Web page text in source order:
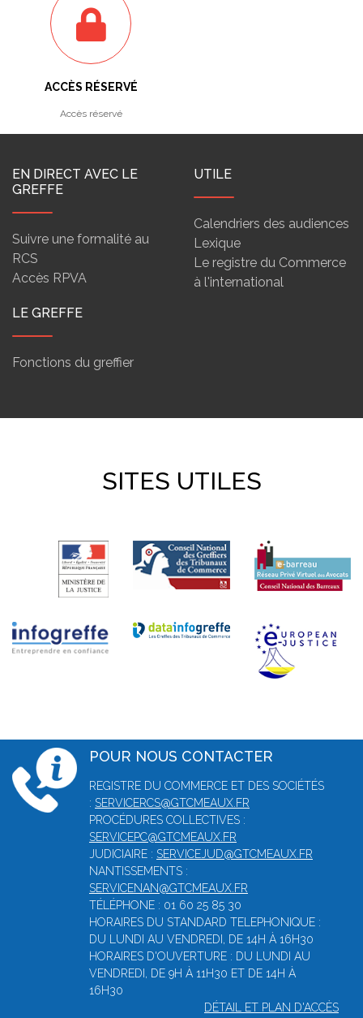
ACCÈS RÉSERVÉ
Accès réservé
EN DIRECT AVEC LE
GREFFE
Suivre une formalité au
RCS
Accès RPVA
UTILE
Calendriers des audiences
Lexique
Le registre du Commerce
à l'international
LE GREFFE
Fonctions du greffier
SITES UTILES
POUR NOUS CONTACTER
REGISTRE DU COMMERCE ET DES SOCIÉTÉS
: SERVICERCS@GTCMEAUX.FR
PROCÉDURES COLLECTIVES :
SERVICEPC@GTCMEAUX.FR
JUDICIAIRE : SERVICEJUD@GTCMEAUX.FR
NANTISSEMENTS :
SERVICENAN@GTCMEAUX.FR
TÉLÉPHONE : 01 60 25 85 30
HORAIRES DU STANDARD TELEPHONIQUE :
DU LUNDI AU VENDREDI, DE 14H À 16H30
HORAIRES D'OUVERTURE : DU LUNDI AU
VENDREDI, DE 9H À 11H30 ET DE 14H À
16H30
DÉTAIL ET PLAN D'ACCÈS